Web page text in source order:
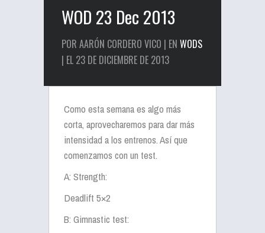
WOD 23 Dec 2013
POR AARÓN CORDERO VICO | EN WODS
| EL 23 DE DICIEMBRE DE 2013
Como esta semana es algo más
corta, aprovecharemos para dar más
intensidad a los entrenos. Así que
comenzamos con un test.
A: Strength:
Deadlift 5×2
B: Gimnastic test: